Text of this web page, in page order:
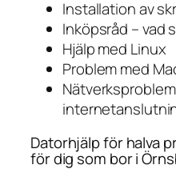
Installation av
Inköpsråd – vad
Hjälp med Linux
Problem med
Datorhjälp för halva
för dig som bor i